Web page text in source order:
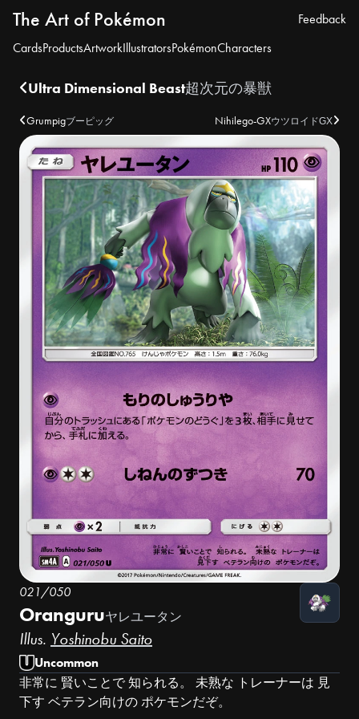
The Art of Pokémon
CardsProductsArtworkIllustratorsPokémonCharacters
Feedback
Ultra Dimensional Beast超次元の暴獣
Grumpigブーピッグ Nihilego-GXウツロイドGX
021/050
Oranguruヤレユータン
Illus. Yoshinobu Saito
Uncommon
非常に 賢いことで 知られる。 未熟な トレーナーは 見
下す ベテラン向けの ポケモンだぞ。